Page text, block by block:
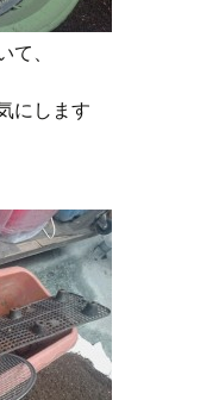
、
にします